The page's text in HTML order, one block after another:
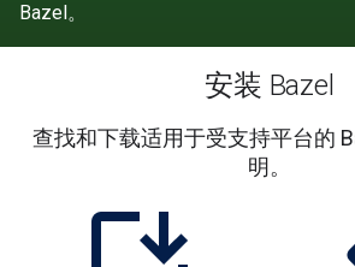
Bazel。
安装 Bazel
查找和下载适用于受支持平台的
明。